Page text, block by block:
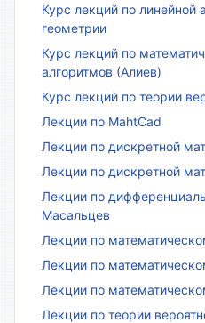
Курс лекций по линейной
геометрии
Курс лекций по
алгоритмов (Алиев)
Курс лекций по теории
Лекции по MahtCad
Лекции по дискретной
Лекции по дискретной
Лекции по
Масальцев
Лекции по
Лекции по
Лекции по
Лекции по теории